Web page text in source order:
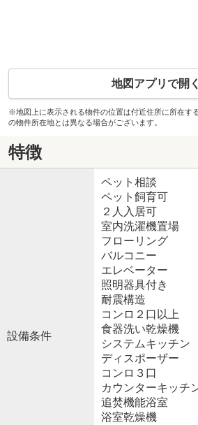
地図アプリで開く
※地図上に表示される物件の位置は付近住所に所在す
の物件所在地とは異なる場合がございます。
特徴
設備条件
ペット相談
ペット飼育可
２人入居可
室内洗濯機置場
フローリング
バルコニー
エレベーター
照明器具付き
耐震構造
コンロ２口以上
食器洗い乾燥機
システムキッチン
ディスポーザー
コンロ３口
カウンターキッチ
追焚機能浴室
浴室乾燥機